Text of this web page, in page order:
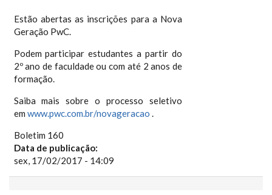
Estão abertas as inscrições para a Nova
Geração PwC.
Podem participar estudantes a partir do
2º ano de faculdade ou com até 2 anos de
formação.
Saiba mais sobre o processo seletivo
em www.pwc.com.br/novageracao .
Boletim 160
Data de publicação:
sex, 17/02/2017 - 14:09